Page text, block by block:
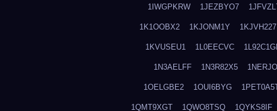
1IWGPKRW 1JEZBYO7
1K1OOBX2 1KJONM1Y 1KJVH227
1KVUSEU1 1L0EECVC
1N3AELFF 1N3R82X5
1OELGBE2 1OUI6BYG
1QMT9XGT 1QWO8TSQ 1QYKS8IF